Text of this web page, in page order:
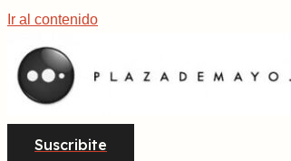
Ir al contenido
Suscribite